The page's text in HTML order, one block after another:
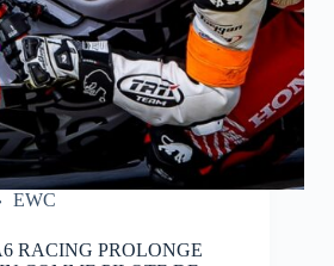
EWC
RACING PROLONGE